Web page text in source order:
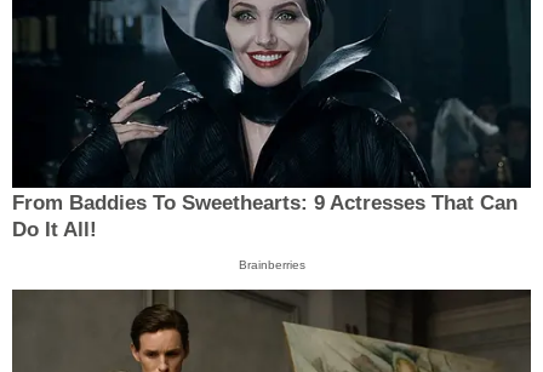
From Baddies To Sweethearts: 9 Actresses That Can
Do It All!
Brainberries